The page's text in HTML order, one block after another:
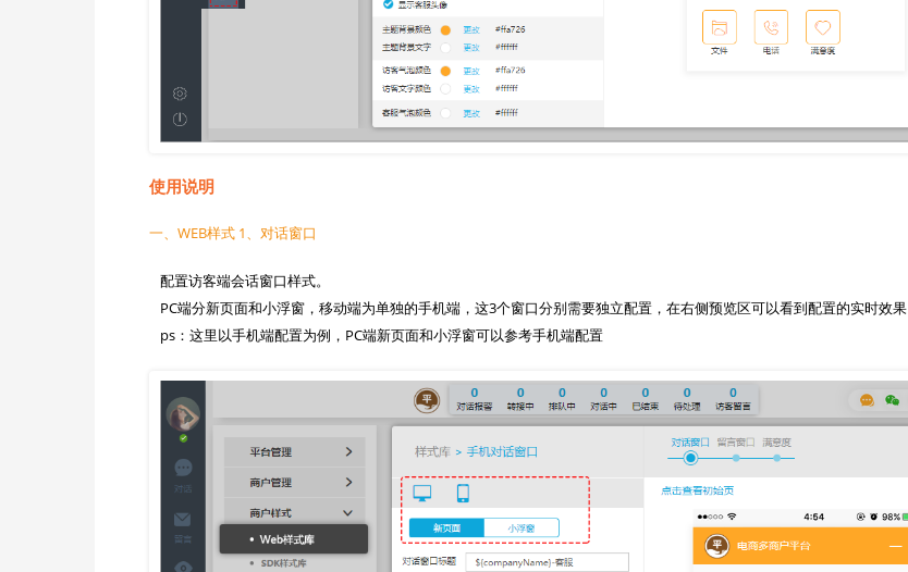
使用说明
一、WEB样式 1、对话窗口
配置访客端会话窗口样式。
PC端分新页面和小浮窗，移动端为单独的手机端，这3个窗口分别需要独立配置，在右侧预览区可以看到配置的实时效果
ps：这里以手机端配置为例，PC端新页面和小浮窗可以参考手机端配置